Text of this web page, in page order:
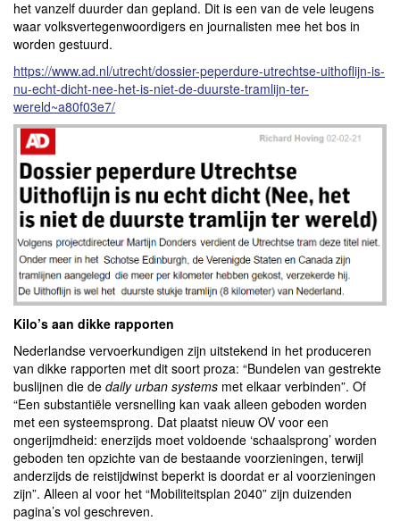
het vanzelf duurder dan gepland. Dit is een van de vele leugens
waar volksvertegenwoordigers en journalisten mee het bos in
worden gestuurd.
https://www.ad.nl/utrecht/dossier-peperdure-utrechtse-uithoflijn-is-
nu-echt-dicht-nee-het-is-niet-de-duurste-tramlijn-ter-
wereld~a80f03e7/
Kilo’s aan dikke rapporten
Nederlandse vervoerkundigen zijn uitstekend in het produceren
van dikke rapporten met dit soort proza: “Bundelen van gestrekte
buslijnen die de daily urban systems met elkaar verbinden”. Of
“Een substantiële versnelling kan vaak alleen geboden worden
met een systeemsprong. Dat plaatst nieuw OV voor een
ongerijmdheid: enerzijds moet voldoende ‘schaalsprong’ worden
geboden ten opzichte van de bestaande voorzieningen, terwijl
anderzijds de reistijdwinst beperkt is doordat er al voorzieningen
zijn”. Alleen al voor het “Mobiliteitsplan 2040” zijn duizenden
pagina’s vol geschreven.